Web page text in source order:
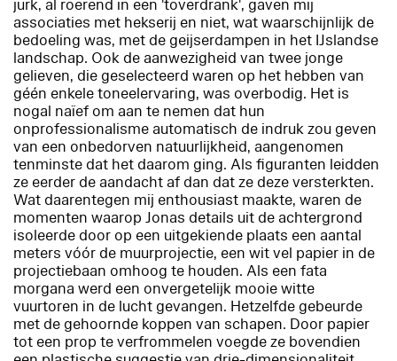
jurk, al roerend in een 'toverdrank', gaven mij
associaties met hekserij en niet, wat waarschijnlijk de
bedoeling was, met de geijserdampen in het IJslandse
landschap. Ook de aanwezigheid van twee jonge
gelieven, die geselecteerd waren op het hebben van
géén enkele toneelervaring, was overbodig. Het is
nogal naïef om aan te nemen dat hun
onprofessionalisme automatisch de indruk zou geven
van een onbedorven natuurlijkheid, aangenomen
tenminste dat het daarom ging. Als figuranten leidden
ze eerder de aandacht af dan dat ze deze versterkten.
Wat daarentegen mij enthousiast maakte, waren de
momenten waarop Jonas details uit de achtergrond
isoleerde door op een uitgekiende plaats een aantal
meters vóór de muurprojectie, een wit vel papier in de
projectiebaan omhoog te houden. Als een fata
morgana werd een onvergetelijk mooie witte
vuurtoren in de lucht gevangen. Hetzelfde gebeurde
met de gehoornde koppen van schapen. Door papier
tot een prop te verfrommelen voegde ze bovendien